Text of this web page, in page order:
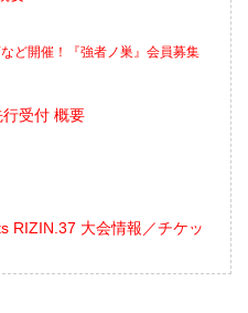
ど開催！『強者ノ巣』会員募集
受付 概要
RIZIN.37 大会情報／チケッ